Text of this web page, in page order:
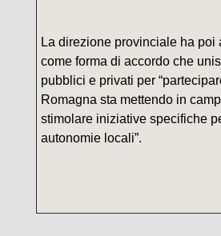
La direzione provinciale ha poi
come forma di accordo che
pubblici e privati per
Romagna sta mettendo in
stimolare iniziative specifiche
autonomie locali”.